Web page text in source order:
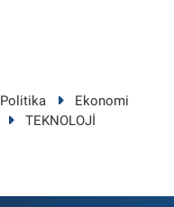
Politika
Ekonomi
TEKNOLOJİ